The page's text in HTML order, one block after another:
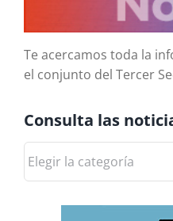
Te acercamos toda la
el conjunto del Tercer
Consulta las
las